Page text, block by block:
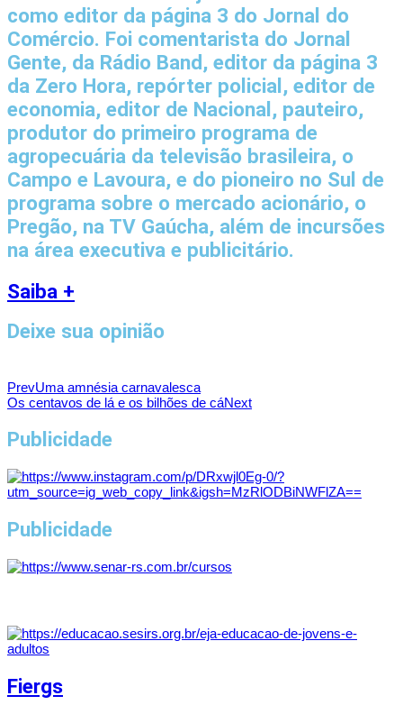
como editor da página 3 do Jornal do
Comércio. Foi comentarista do Jornal
Gente, da Rádio Band, editor da página 3
da Zero Hora, repórter policial, editor de
economia, editor de Nacional, pauteiro,
produtor do primeiro programa de
agropecuária da televisão brasileira, o
Campo e Lavoura, e do pioneiro no Sul de
programa sobre o mercado acionário, o
Pregão, na TV Gaúcha, além de incursões
na área executiva e publicitário.
Saiba +
Deixe sua opinião
PrevUma amnésia carnavalesca
Os centavos de lá e os bilhões de cáNext
Publicidade
Publicidade
Fiergs